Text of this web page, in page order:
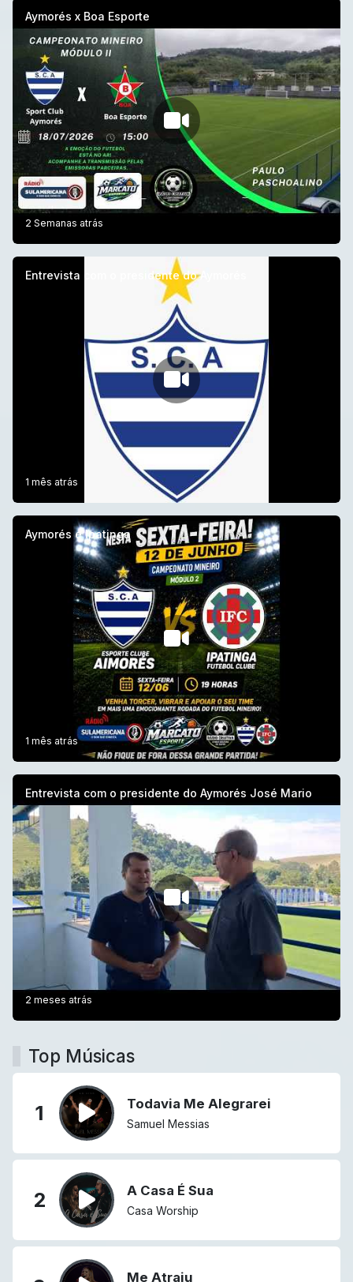
Aymorés x Boa Esporte
2 Semanas atrás
Entrevista com o presidente do Aymorés
1 mês atrás
Aymorés e Ipatinga
1 mês atrás
Entrevista com o presidente do Aymorés José Mario
2 meses atrás
Top Músicas
1 Todavia Me Alegrarei
Samuel Messias
2 A Casa É Sua
Casa Worship
Me Atraiu